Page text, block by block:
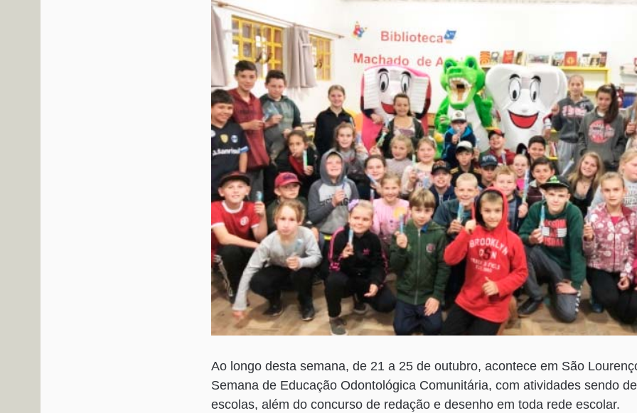
Ao longo desta semana, de 21 a 25 de outubro, acontece em São
Semana de Educação Odontológica Comunitária, com atividades sendo
escolas, além do concurso de redação e desenho em toda rede escolar.